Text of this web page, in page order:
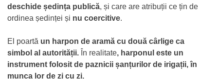
deschide ședința publică, și care are atribuții ce țin de
ordinea ședinței și nu coercitive.
El poartă un harpon de aramă cu două cârlige ca
simbol al autorității. În realitate, harponul este un
instrument folosit de paznicii șanțurilor de irigații, în
munca lor de zi cu zi.